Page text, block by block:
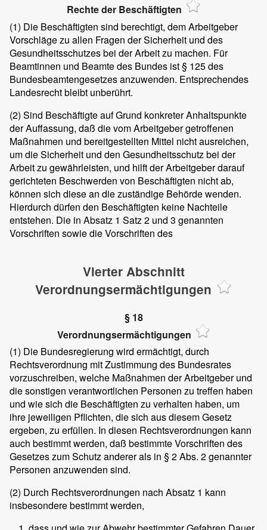
Rechte der Beschäftigten
(1) Die Beschäftigten sind berechtigt, dem Arbeitgeber
Vorschläge zu allen Fragen der Sicherheit und des
Gesundheitsschutzes bei der Arbeit zu machen. Für
Beamtinnen und Beamte des Bundes ist § 125 des
Bundesbeamtengesetzes anzuwenden. Entsprechendes
Landesrecht bleibt unberührt.
(2) Sind Beschäftigte auf Grund konkreter Anhaltspunkte
der Auffassung, daß die vom Arbeitgeber getroffenen
Maßnahmen und bereitgestellten Mittel nicht ausreichen,
um die Sicherheit und den Gesundheitsschutz bei der
Arbeit zu gewährleisten, und hilft der Arbeitgeber darauf
gerichteten Beschwerden von Beschäftigten nicht ab,
können sich diese an die zuständige Behörde wenden.
Hierdurch dürfen den Beschäftigten keine Nachteile
entstehen. Die in Absatz 1 Satz 2 und 3 genannten
Vorschriften sowie die Vorschriften des
Vierter Abschnitt
Verordnungsermächtigungen
§ 18
Verordnungsermächtigungen
(1) Die Bundesregierung wird ermächtigt, durch
Rechtsverordnung mit Zustimmung des Bundesrates
vorzuschreiben, welche Maßnahmen der Arbeitgeber und
die sonstigen verantwortlichen Personen zu treffen haben
und wie sich die Beschäftigten zu verhalten haben, um
ihre jeweiligen Pflichten, die sich aus diesem Gesetz
ergeben, zu erfüllen. In diesen Rechtsverordnungen kann
auch bestimmt werden, daß bestimmte Vorschriften des
Gesetzes zum Schutz anderer als in § 2 Abs. 2 genannter
Personen anzuwenden sind.
(2) Durch Rechtsverordnungen nach Absatz 1 kann
insbesondere bestimmt werden,